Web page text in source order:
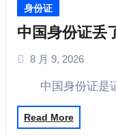
身份证
中国身份证丢
8 月 9, 2026
中国身份证
Read More